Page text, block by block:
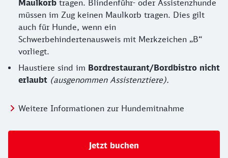
Maulkorb tragen. Blindenführ- oder Assistenzhunde
müssen im Zug keinen Maulkorb tragen. Dies gilt
auch für Hunde, wenn ein
Schwerbehindertenausweis mit Merkzeichen „B“
vorliegt.
Haustiere sind im Bordrestaurant/Bordbistro nicht
erlaubt (ausgenommen Assistenztiere).
Weitere Informationen zur Hundemitnahme
Jetzt buchen